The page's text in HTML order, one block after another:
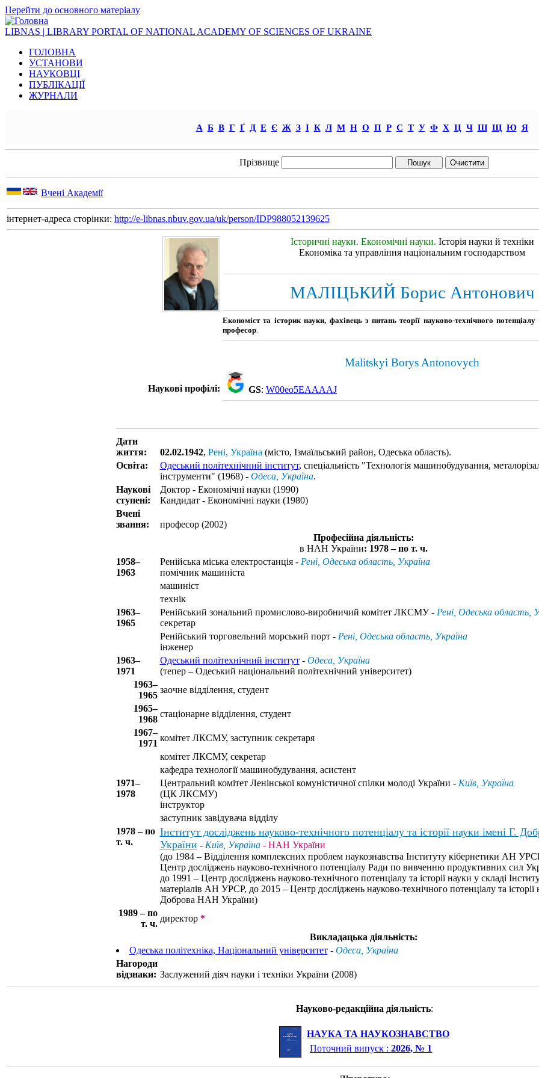
Перейти до основного матеріалу
LIBNAS | LIBRARY PORTAL OF NATIONAL ACADEMY OF SCIENCES OF UKRAINE
ГОЛОВНА
УСТАНОВИ
НАУКОВЦІ
ПУБЛІКАЦІЇ
ЖУРНАЛИ
А Б В Г Ґ Д Е Є Ж З І К Л М Н О П Р С Т У Ф Х Ц Ч Ш Щ Ю Я
Прізвище
Вчені Академії
інтернет-адреса сторінки: http://e-libnas.nbuv.gov.ua/uk/person/IDP988052139625
Історичні науки. Економічні науки. Історія науки й техніки
Економіка та управління національним господарством
МАЛІЦЬКИЙ Борис Антонович
Економіст та історик науки, фахівець з питань теорії науково-технічного потенціалу
професор
Malitskyi Borys Antonovych
Наукові профілі: GS: W00eo5EAAAAJ
Дати
життя:
02.02.1942, Рені, Україна (місто, Ізмаїльський район, Одеська область).
Освіта:
Одеський політехнічний інститут, спеціальність "Технологія машинобудування,
інструменти" (1968) -Одеса, Україна.
Наукові
ступені:
Доктор - Економічні науки (1990)
Кандидат - Економічні науки (1980)
Вчені
звання:
професор (2002)
Професійна діяльність:
в НАН України: 1978 – по т. ч.
1958–
1963
Ренійська міська електростанція - Рені, Одеська область, Україна
помічник машиніста
машиніст
технік
1963–
1965
Ренійський зональний промислово-виробничий комітет ЛКСМУ - Рені, Одеська область,
секретар
Ренійський торговельний морський порт - Рені, Одеська область, Україна
інженер
1963–
1971
Одеський політехнічний інститут- Одеса, Україна
(тепер – Одеський національний політехнічний університет)
1963–
1965
заочне відділення, студент
1965–
1968
стаціонарне відділення, студент
1967–
1971
комітет ЛКСМУ, заступник секретаря
комітет ЛКСМУ, секретар
кафедра технології машинобудування, асистент
1971–
1978
Центральний комітет Ленінської комуністичної спілки молоді України - Київ, Україна
(ЦК ЛКСМУ)
інструктор
заступник завідувача відділу
1978 – по
т. ч.
Інститут досліджень науково-технічного потенціалу та історії науки імені Г.
України - Київ, Україна- НАН України
(до 1984 – Відділення комплексних проблем наукознавства Інституту кібернетики АН
Центр досліджень науково-технічного потенціалу Ради по вивченню продуктивних сил
до 1991 – Центр досліджень науково-технічного потенціалу та історії науки у складі
матеріалів АН УРСР, до 2015 – Центр досліджень науково-технічного потенціалу та історії
Доброва НАН України)
1989 – по
т. ч.
директор*
Викладацька діяльність:
Одеська політехніка, Національний університет- Одеса, Україна
Нагороди
відзнаки: Заслужений діяч науки і техніки України (2008)
Науково-редакційна діяльність:
НАУКА ТА НАУКОЗНАВСТВО
Поточний випуск :2026, № 1